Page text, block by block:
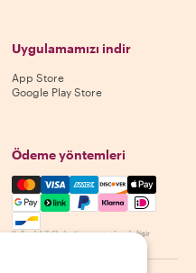
Uygulamamızı indir
App Store
Google Play Store
Ödeme yöntemleri
Mastercard, Visa, Amex,
Kullanılabilirlik destinasyona göre değişir